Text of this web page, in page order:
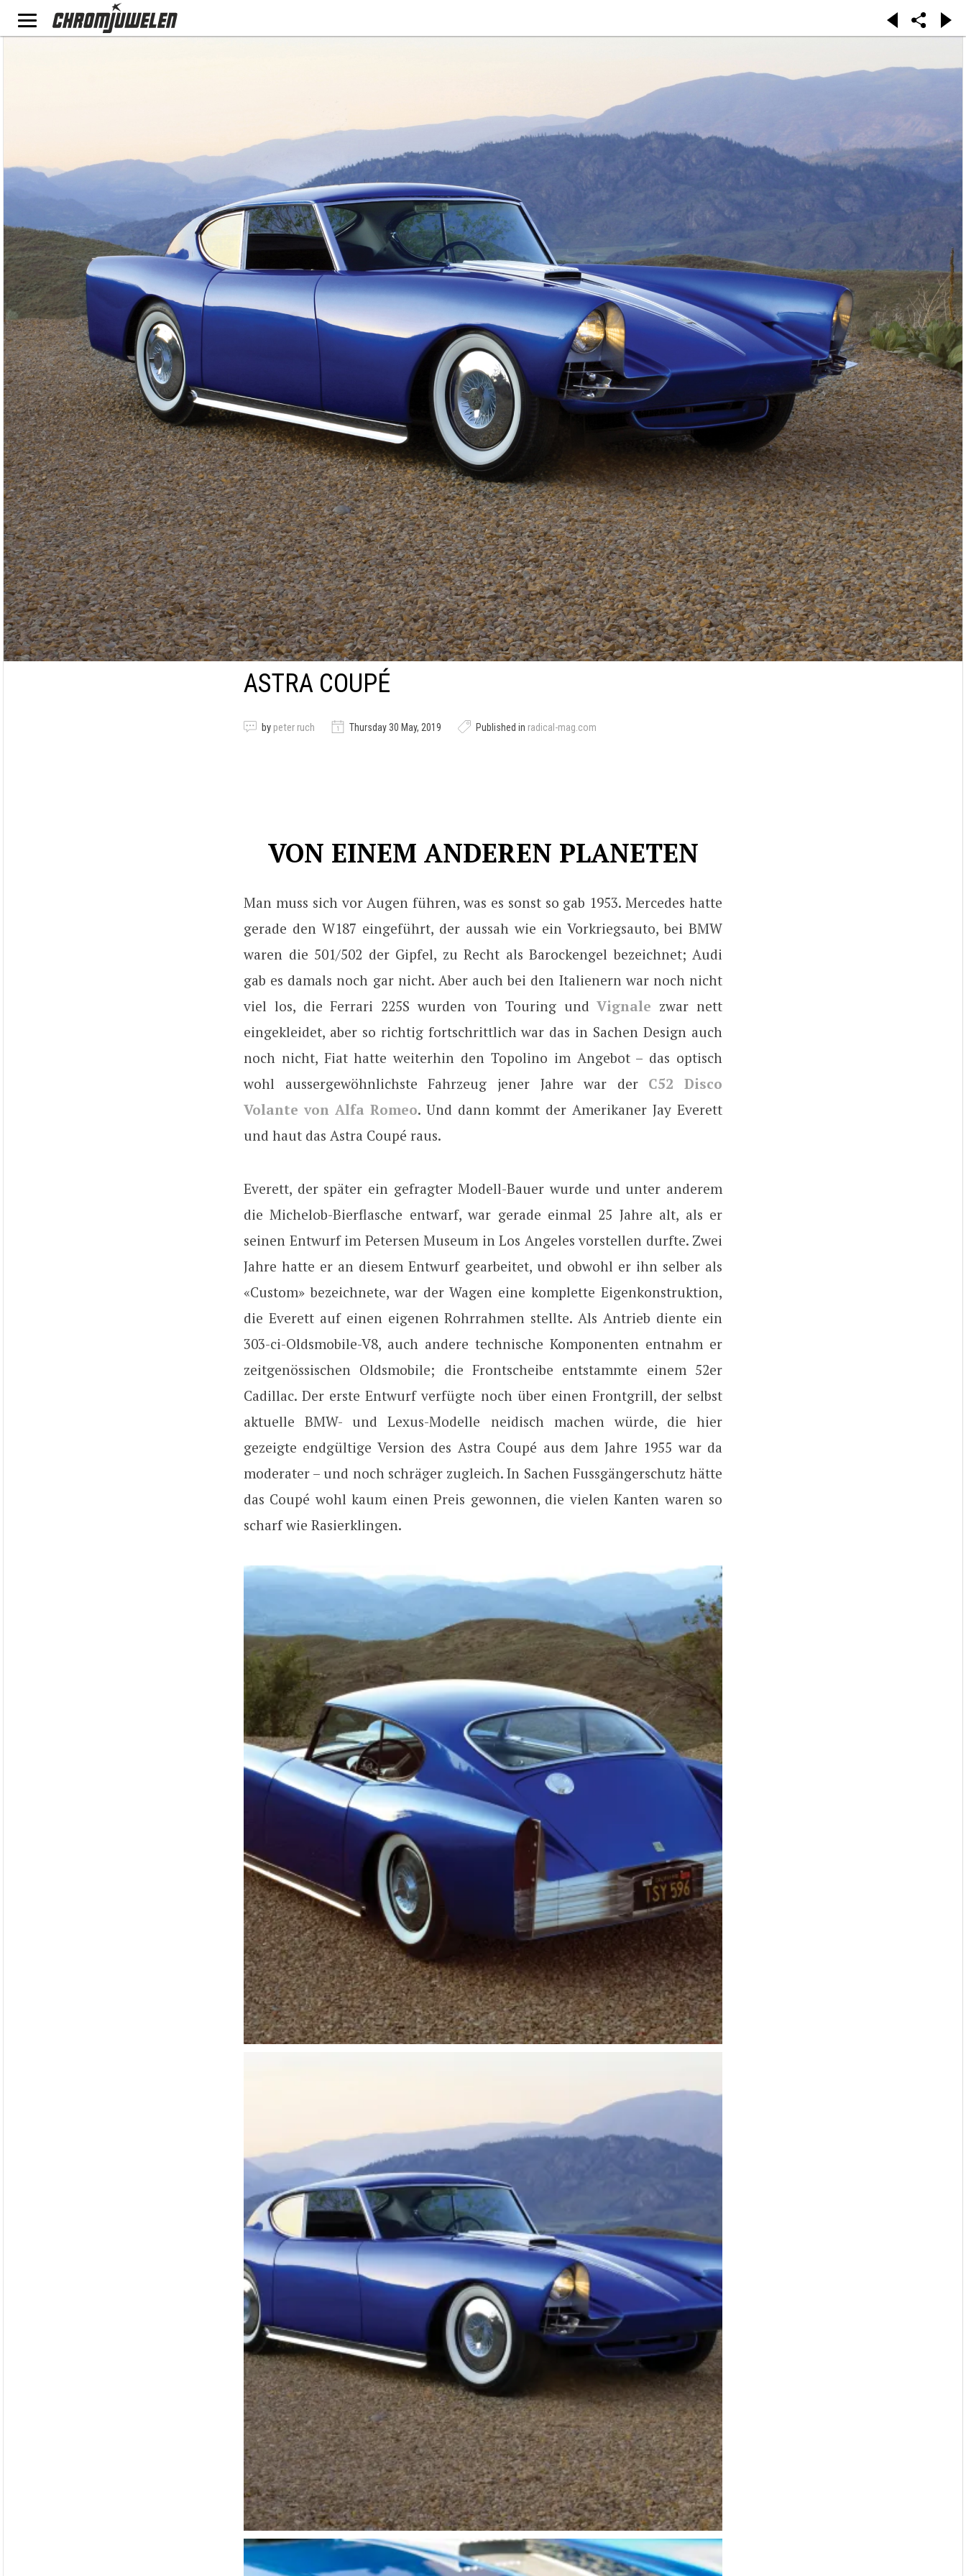
ASTRA COUPÉ
by peter ruch Thursday 30 May, 2019 Published in radical-mag.com
VON EINEM ANDEREN PLANETEN
Man muss sich vor Augen führen, was es sonst so gab 1953. Mercedes hatte
gerade den W187 eingeführt, der aussah wie ein Vorkriegsauto, bei BMW
waren die 501/502 der Gipfel, zu Recht als Barockengel bezeichnet; Audi
gab es damals noch gar nicht. Aber auch bei den Italienern war noch nicht
viel los, die Ferrari 225S wurden von Touring undVignale zwar nett
eingekleidet, aber so richtig fortschrittlich war das in Sachen Design auch
noch nicht, Fiat hatte weiterhin den Topolino im Angebot – das optisch
wohl aussergewöhnlichste Fahrzeug jener Jahre war der C52 Disco
Volante von Alfa Romeo. Und dann kommt der Amerikaner Jay Everett
und haut das Astra Coupé raus.
Everett, der später ein gefragter Modell-Bauer wurde und unter anderem
die Michelob-Bierflasche entwarf, war gerade einmal 25 Jahre alt, als er
seinen Entwurf im Petersen Museum in Los Angeles vorstellen durfte. Zwei
Jahre hatte er an diesem Entwurf gearbeitet, und obwohl er ihn selber als
«Custom» bezeichnete, war der Wagen eine komplette Eigenkonstruktion,
die Everett auf einen eigenen Rohrrahmen stellte. Als Antrieb diente ein
303-ci-Oldsmobile-V8, auch andere technische Komponenten entnahm er
zeitgenössischen Oldsmobile; die Frontscheibe entstammte einem 52er
Cadillac. Der erste Entwurf verfügte noch über einen Frontgrill, der selbst
aktuelle BMW- und Lexus-Modelle neidisch machen würde, die hier
gezeigte endgültige Version des Astra Coupé aus dem Jahre 1955 war da
moderater – und noch schräger zugleich. In Sachen Fussgängerschutz hätte
das Coupé wohl kaum einen Preis gewonnen, die vielen Kanten waren so
scharf wie Rasierklingen.